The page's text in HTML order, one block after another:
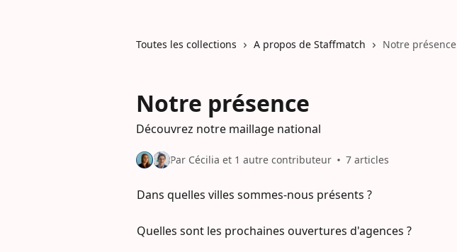
Toutes les collections A propos de Staffmatch Notre présence
Notre présence
Découvrez notre maillage national
Par Cécilia et 1 autre contributeur 7 articles
Dans quelles villes sommes-nous présents ?
Quelles sont les prochaines ouvertures d'agences ?